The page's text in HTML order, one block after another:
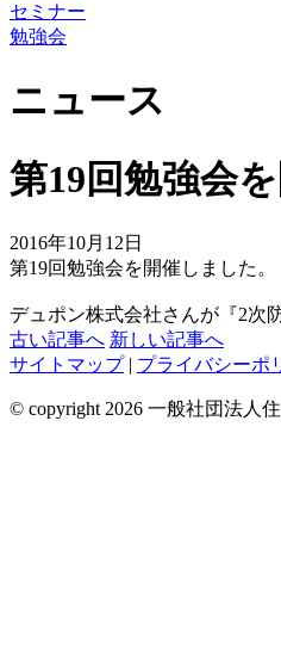
セミナー
勉強会
ニュース
第19回勉強会
2016年10月12日
第19回勉強会を開催しました。
デュポン株式会社さんが『2次
古い記事へ 新しい記事へ
サイトマップ| プライバシーポ
© copyright 2026 一般社団法人